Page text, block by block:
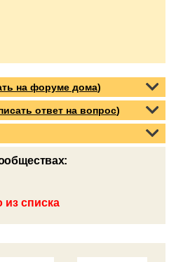
на форуме дома)
ответ на вопрос)
списка